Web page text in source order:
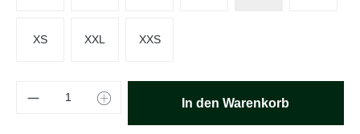
XS XXL XXS
Produkt Anzahl: Gib den gewünschten
In den Warenkorb